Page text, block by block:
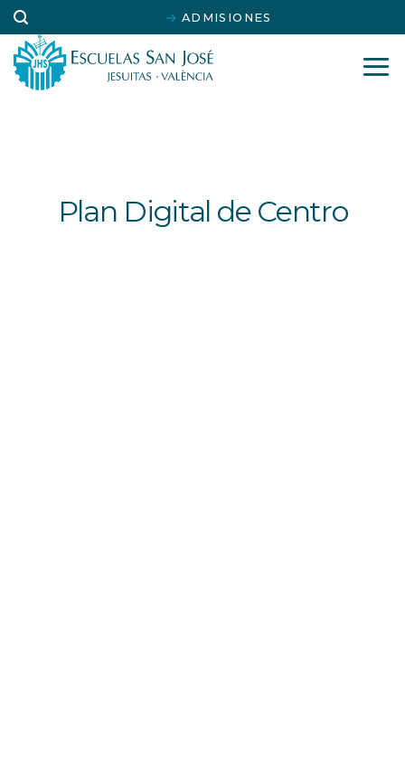
Saltar
al
contenido
ADMISIONES
Plan Digital de Centro